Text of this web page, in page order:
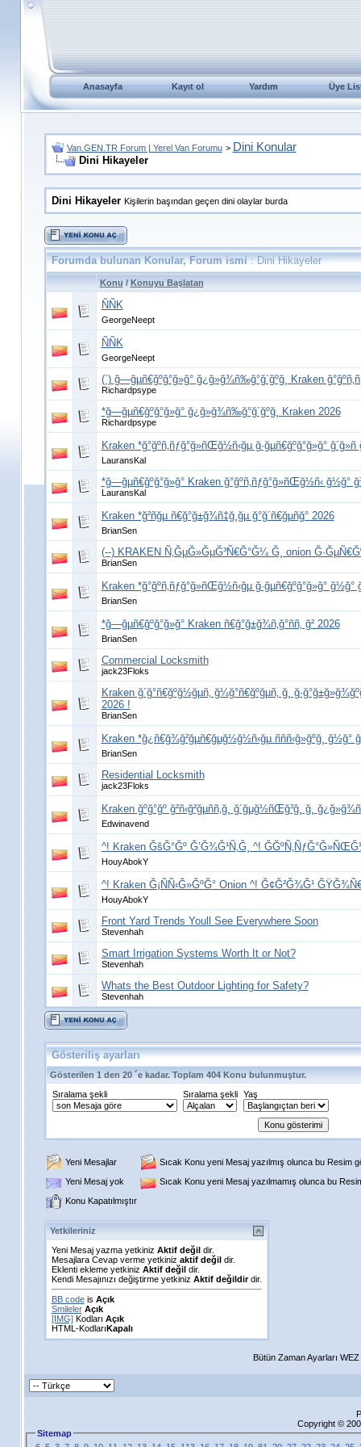
Anasayfa Kayıt ol Yardım Üye
Van.GEN.TR Forum | Yerel Van Forumu > Dini Konular
Dini Hikayeler
Dini Hikayeler Kişilerin başından geçen dini olaylar burda
Forumda bulunan Konular, Forum ismi: Dini Hikayeler
Konu / Konuyu Başlatan
ÑÑK
GeorgeNeept
ÑÑK
GeorgeNeept
(`) ğ—ğµñ€ğºğ°ğ»ğ° ğ¿ğ»ğ¾ñ‰ğ°ğ´ğºğ¸ Kraken
Richardpsype
*ğ—ğµñ€ğºğ°ğ»ğ° ğ¿ğ»ğ¾ñ‰ğ°ğ´ğºğ¸ Kraken 2026
Richardpsype
Kraken *ğ°ğºñ‚ñƒğ°ğ»ñŒğ½ñ‹ğµ ğ·ğµñ€ğºğ°ğ»ğ°
LauransKal
*ğ—ğµñ€ğºğ°ğ»ğ° Kraken ğ°ğºñ‚ñƒğ°ğ»ñŒğ½ñ‹ ğ½ğ°
LauransKal
Kraken *ğ²ñğµ ñ€ğ°ğ±ğ¾ñ‡ğ¸ğµ ğ°ğ´ñ€ğµñğ° 2026
BrianSen
(--) KRAKEN Ñ‚ĞµĞ»ĞµĞ³Ñ€Ğ°Ğ¼ Ğ¸ onion
BrianSen
Kraken *ğ°ğºñ‚ñƒğ°ğ»ñŒğ½ñ‹ğµ ğ·ğµñ€ğºğ°ğ»ğ° ğ½ğ°
BrianSen
*ğ—ğµñ€ğºğ°ğ»ğ° Kraken ñ€ğ°ğ±ğ¾ñ‚ğ°ññ‚ ğ² 2026
BrianSen
Commercial Locksmith
jack23Floks
Kraken ğ´ğ°ñ€ğºğ½ğµñ‚ ğ¼ğ°ñ€ğºğµñ‚ ğ¸
2026 !
BrianSen
Kraken *ğ¿ñ€ğ¾ğ²ğµñ€ğµğ½ğ½ñ‹ğµ ñññ‹ğ»ğºğ¸ ğ½ğ°
BrianSen
Residential Locksmith
jack23Floks
Kraken ğºğ°ğº ğ²ñ‹ğ²ğµññ‚ğ¸ ğ´ğµğ½ñŒğ³ğ¸ ğ¸
Edwinavend
^! Kraken ĞšĞ°Ğº Ğ’Ğ¾Ğ¹Ñ‚Ğ¸ ^!
HouyAbokY
^! Kraken Ğ¡ÑÑ‹Ğ»ĞºĞ° Onion ^! Ğ¢Ğ²Ğ¾Ğ¹
HouyAbokY
Front Yard Trends Youll See Everywhere Soon
Stevenhah
Smart Irrigation Systems Worth It or Not?
Stevenhah
Whats the Best Outdoor Lighting for Safety?
Stevenhah
Gösteriliş ayarları
Gösterilen 1 den 20 ´e kadar. Toplam 404 Konu bulunmuştur.
Sıralama şekli
Sıralama şekli Yaş
Yeni Mesajlar
Sıcak Konu yeni Mesaj yazılmış olunca bu Resim
Yeni Mesaj yok
Sıcak Konu yeni Mesaj yazılmamış olunca bu
Konu Kapatılmıştır
Yetkileriniz
Yeni Mesaj yazma yetkiniz Aktif değildir.
Mesajlara Cevap verme yetkiniz aktif değildir.
Eklenti ekleme yetkiniz Aktif değildir.
Kendi Mesajınızı değiştirme yetkiniz Aktif değildirdir.
BB codeis Açık
Smileler Açık
[IMG]Kodları Açık
HTML-KodlarıKapalı
Bütün Zaman Ayarları
Copyright ©
Sitemap